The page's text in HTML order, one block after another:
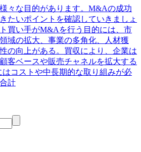
々な目的があります。M&Aの成功
たいポイントを確認していきましょ
買い手がM&Aを行う目的には、市
域の拡大、事業の多角化、人材獲
の向上がある。買収により、企業は
客ベースや販売チャネルを拡大する
コストや中長期的な取り組みが必
計